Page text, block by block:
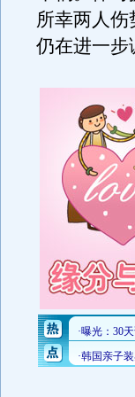
所幸两人
仍在进一步